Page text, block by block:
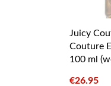
Juicy
Couture
100 ml
€26.95